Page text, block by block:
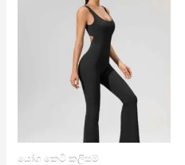
යෝග කෙටි කලිසම්